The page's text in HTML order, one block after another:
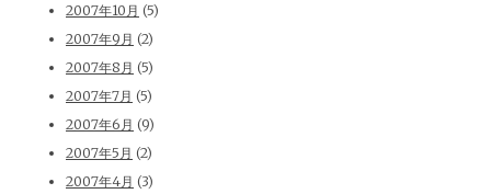
2007年10月 (5)
2007年9月 (2)
2007年8月 (5)
2007年7月 (5)
2007年6月 (9)
2007年5月 (2)
2007年4月 (3)